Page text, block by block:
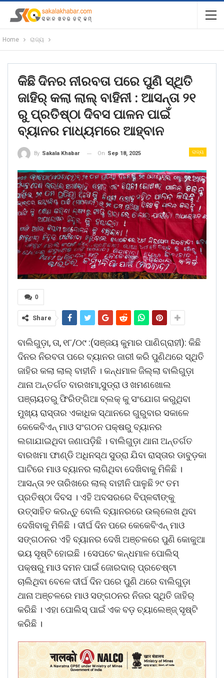
Home ରାଜ୍ୟ
କିଛି ଦିନର ନୀରବତା ପରେ ପୁଣି ସ୍ଥିତି
ଜାହିର୍ କଲା ଲାଲ୍ ବାହିନୀ : ଆସନ୍ତା ୨୧
ରୁ ପ୍ରତିଷ୍ଠା ଦିବସ ପାଳନ ପାଇଁ
ବ୍ୟାନର ମାଧ୍ୟମରେ ଆହ୍ବାନ
ରାଜ୍ୟ
By Sakala Khabar On Sep 18, 2025
0
Share
ବାଲିଗୁଡ଼ା, ତା, ୧୮/୦୯ :(ସଞ୍ଜୟ କୁମାର ପାଣିଗ୍ରାହୀ): କିଛି
ଦିନର ନିରବତା ପରେ ବ୍ୟାନର ଜାରୀ କରି ପୁଣିଥରେ ସ୍ଥିତି
ଜାହିର କଲା ଲାଲ୍ ବାହୀନି । କନ୍ଧମାଳ ଜିଲ୍ଲା ବାଲିଗୁଡ଼ା
ଥାନା ଅନ୍ତର୍ଗତ ବାରଖମା,ସୁଡ୍ରା ଓ ଖମଣଖୋଲ
ପଞ୍ଚାୟତରୁ ଫିରିଙ୍ଗିଆ ବ୍ଲକ୍ କୁ ସଂଯୋଗ କରୁଥିବା
ମୁଖ୍ୟ ରାସ୍ତାର ଏକାଧିକ ସ୍ଥାନରେ ଗୁରୁବାର ସକାଳେ
କେକେବିଏନ୍ ମାଓ ସଂଗଠନ ପକ୍ଷରୁ ବ୍ୟାନର
ଲଗାଯାଇଥିବା ଜଣାପଡ଼ିଛି । ବାଲିଗୁଡ଼ା ଥାନା ଅନ୍ତର୍ଗତ
ବାରଖମା ଫାଣ୍ଡି ଅଧିନସ୍ଥ ସୁଡ୍ରା ଯିବା ରାସ୍ତାର ଡାବୁଡ଼କା
ଘାଟିରେ ମାଓ ବ୍ୟାନର ଲାଗିଥିବା ଦେଖିବାକୁ ମିଳିଛି ।
ଆସନ୍ତା ୨୧ ତାରିଖରେ ଲାଲ୍ ବାହୀନି ପାଳୁଛି ୨୯ ତମ
ପ୍ରତିଷ୍ଠା ଦିବସ । ଏହି ଅବସରରେ ବିପ୍ଳବୀଙ୍କୁ
ଉତ୍ସାହିତ କରନ୍ତୁ ବୋଲି ବ୍ୟାନରରେ ଉଲ୍ଲେଖ ଥିବା
ଦେଖିବାକୁ ମିଳିଛି । ଦୀର୍ଘ ଦିନ ପରେ କେକେବିଏନ୍ ମାଓ
ସଙ୍ଗଠନର ଏହି ବ୍ୟାନର ଦେଖି ଅଞ୍ଚଳରେ ପୁଣି କୋକୁଆ
ଭୟ ସୃଷ୍ଟି ହୋଇଛି । ସେପଟେ କନ୍ଧମାଳ ପୋଲିସ୍
ପକ୍ଷରୁ ମାଓ ଦମନ ପାଇଁ ଜୋରଦାର୍ ପ୍ରଚେଷ୍ଟା
ଚାଲିଥିବା ବେଳେ ଦୀର୍ଘ ଦିନ ପରେ ପୁଣି ଥରେ ବାଲିଗୁଡ଼ା
ଥାନା ଅଞ୍ଚଳରେ ମାଓ ସଙ୍ଗଠନର ନିଜର ସ୍ଥିତି ଜାହିର୍
କରିଛି । ଏହା ପୋଲିସ୍ ପାଇଁ ଏକ ବଡ଼ ଚ୍ୟାଲେଞ୍ଜ୍ ସୃଷ୍ଟି
କରିଛି ।